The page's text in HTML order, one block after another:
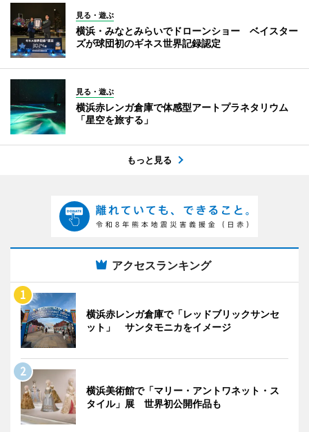
見る・遊ぶ
横浜・みなとみらいでドローンショー ベイスター
ズが球団初のギネス世界記録認定
見る・遊ぶ
横浜赤レンガ倉庫で体感型アートプラネタリウム
「星空を旅する」
もっと見る
アクセスランキング
横浜赤レンガ倉庫で「レッドブリックサンセ
ット」 サンタモニカをイメージ
横浜美術館で「マリー・アントワネット・ス
タイル」展 世界初公開作品も